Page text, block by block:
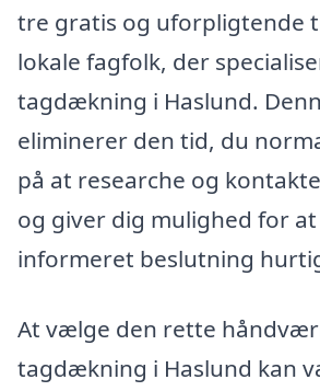
tre gratis og uforpligtende
lokale fagfolk, der
tagdækning i Haslund.
eliminerer den tid, du
på at researche og
og giver dig mulighed for
informeret beslutning
At vælge den rette
tagdækning i Haslund kan